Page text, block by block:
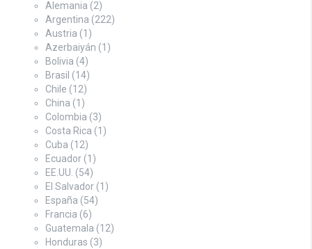
Alemania (2)
Argentina (222)
Austria (1)
Azerbaiyán (1)
Bolivia (4)
Brasil (14)
Chile (12)
China (1)
Colombia (3)
Costa Rica (1)
Cuba (12)
Ecuador (1)
EE.UU. (54)
El Salvador (1)
España (54)
Francia (6)
Guatemala (12)
Honduras (3)